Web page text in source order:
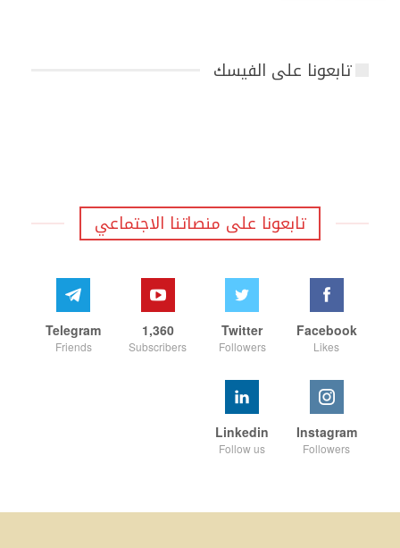
تابعونا على الفيسك
تابعونا على منصاتنا الاجتماعي
Facebook
Likes
Twitter
Followers
1,360
Subscribers
Telegram
Friends
Instagram
Followers
Linkedin
Follow us